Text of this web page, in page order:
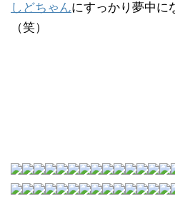
しどちゃんにすっかり夢中に
（笑）